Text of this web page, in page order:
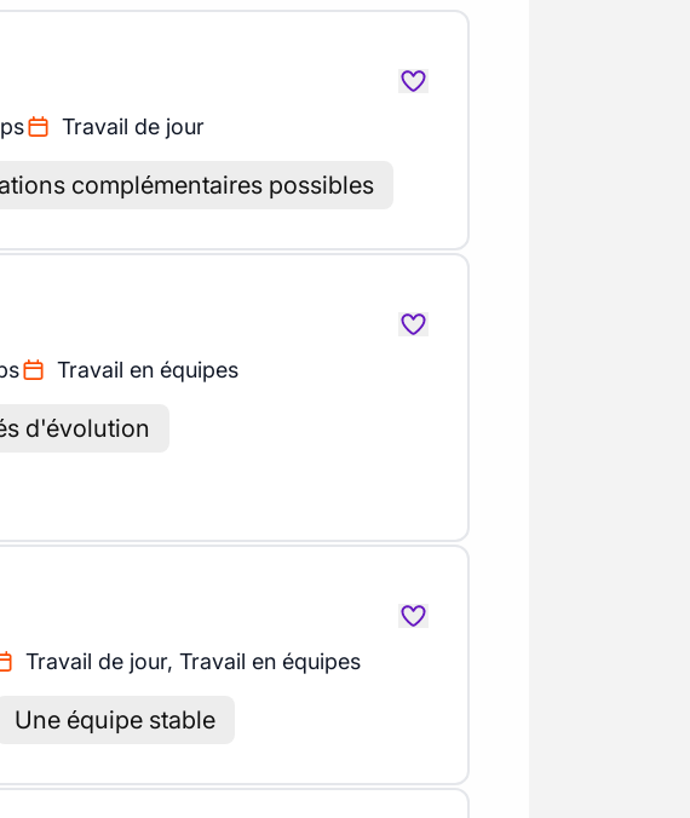
Travail de jour
complémentaires possibles
Travail en équipes
d'évolution
Travail de jour, Travail en équipes
Une équipe stable